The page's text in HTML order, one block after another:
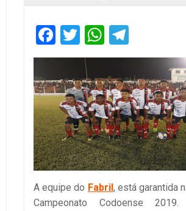
Facebook
TwitterWhatsApp
A equipe do Fabril, está garantida
Campeonato Codoense